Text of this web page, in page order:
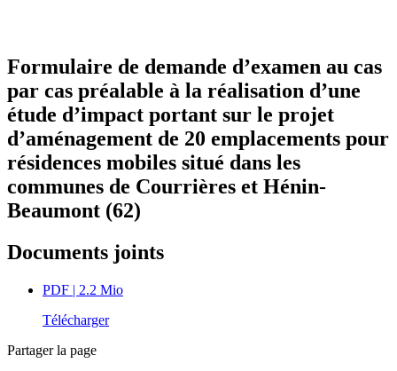
Formulaire de demande d’examen au cas
par cas préalable à la réalisation d’une
étude d’impact portant sur le projet
d’aménagement de 20 emplacements pour
résidences mobiles situé dans les
communes de Courrières et Hénin-
Beaumont (62)
Documents joints
PDF | 2.2 Mio
Télécharger
Partager la page